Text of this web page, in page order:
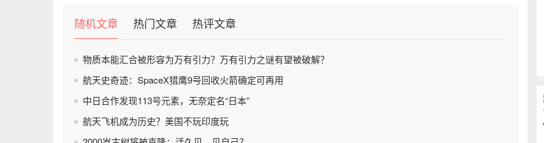
随机文章 热门文章 热评文章
物质本能汇合被形容为万有引力？万有引力之谜有望被破解？
航天史奇迹：SpaceX猎鹰9号回收火箭确定可再用
中日合作发现113号元素，无奈定名“日本”
航天飞机成为历史？美国不玩印度玩